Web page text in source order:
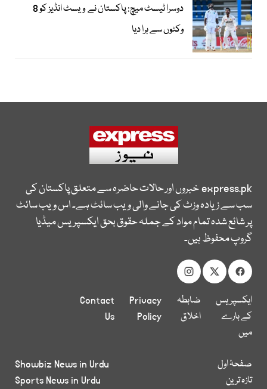
دوسرا ٹیسٹ میچ: پاکستان نے ویسٹ انڈیز کو 8
وکٹوں سے ہرا دیا
express.pkخبروں اور حالات حاضرہ سے متعلق پاکستان کی
سب سے زیادہ وزٹ کی جانے والی ویب سائٹ ہے۔ اس ویب سائٹ
پر شائع شدہ تمام مواد کے جملہ حقوق بحق ایکسپریس میڈیا
گروپ محفوظ ہیں۔
ایکسپریس
کے بارے
میں
ضابطہ
اخلاق
Privacy
Policy
Contact
Us
صفحۂ اول
تازہ ترین
Showbiz News in Urdu
Sports News in Urdu